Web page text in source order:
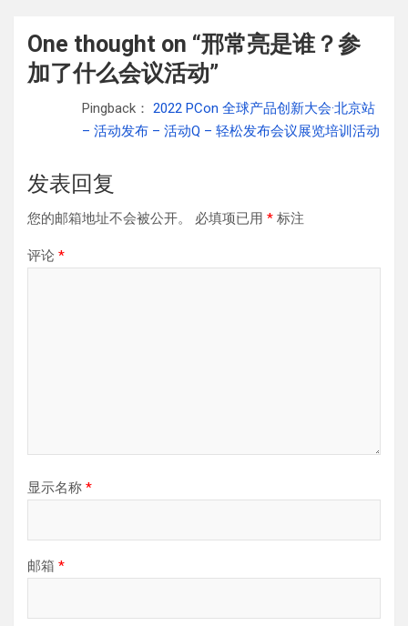
One thought on “邢常亮是谁？参
加了什么会议活动”
Pingback： 2022 PCon 全球产品创新大会·北京站
– 活动发布 – 活动Q – 轻松发布会议展览培训活动
发表回复
您的邮箱地址不会被公开。 必填项已用 * 标注
评论 *
显示名称 *
邮箱 *